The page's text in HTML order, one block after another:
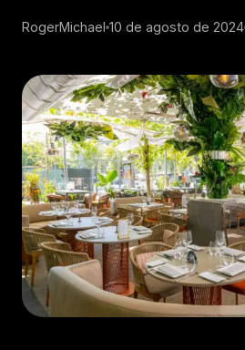
RogerMichael 10 de agosto de 2024